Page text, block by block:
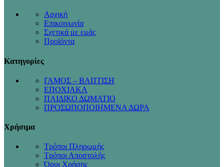
Αρχική
Επικοινωνία
Σχετικά με εμάς
Προϊόντα
Κατηγορίες
ΓΑΜΟΣ – ΒΑΠΤΙΣΗ
ΕΠΟΧΙΑΚΑ
ΠΑΙΔΙΚΟ ΔΩΜΑΤΙΟ
ΠΡΟΣΩΠΟΠΟΙΗΜΕΝΑ ΔΩΡΑ
Χρήσιμα
Τρόποι Πληρωμής
Τρόποι Αποστολής
Όροι Χρήσης